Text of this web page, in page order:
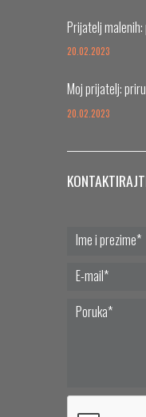
Prijatelj malenih:
20.02.2023
Moj prijatelj:
20.02.2023